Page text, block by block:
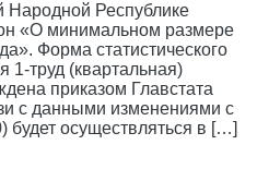
Народной Республике
«О минимальном размере
Форма статистического
1-труд (квартальная)
приказом Главстата
с данными изменениями с
будет осуществляться в […]